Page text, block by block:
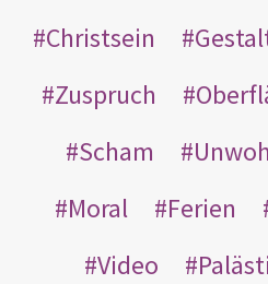
Christsein
Zuspruch
Scham
Moral
Ferien
Video